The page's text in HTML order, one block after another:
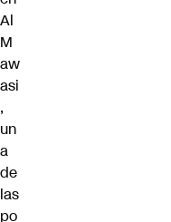
Al
M
aw
asi
,
un
a
de
las
po